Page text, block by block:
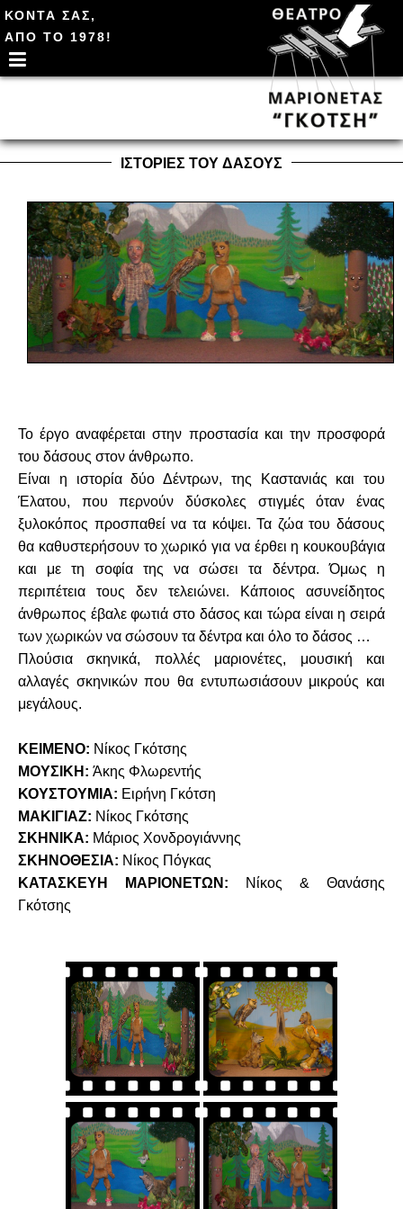
ΚΟΝΤΑ ΣΑΣ,
ΑΠΟ ΤΟ 1978!
ΙΣΤΟΡΙΕΣ ΤΟΥ ΔΑΣΟΥΣ
Το έργο αναφέρεται στην προστασία και την προσφορά
του δάσους στον άνθρωπο.
Είναι η ιστορία δύο Δέντρων, της Καστανιάς και του
Έλατου, που περνούν δύσκολες στιγμές όταν ένας
ξυλοκόπος προσπαθεί να τα κόψει. Τα ζώα του δάσους
θα καθυστερήσουν το χωρικό για να έρθει η κουκουβάγια
και με τη σοφία της να σώσει τα δέντρα. Όμως η
περιπέτεια τους δεν τελειώνει. Κάποιος ασυνείδητος
άνθρωπος έβαλε φωτιά στο δάσος και τώρα είναι η σειρά
των χωρικών να σώσουν τα δέντρα και όλο το δάσος …
Πλούσια σκηνικά, πολλές μαριονέτες, μουσική και
αλλαγές σκηνικών που θα εντυπωσιάσουν μικρούς και
μεγάλους.
ΚΕΙΜΕΝΟ: Νίκος Γκότσης
ΜΟΥΣΙΚΗ: Άκης Φλωρεντής
ΚΟΥΣΤΟΥΜΙΑ: Ειρήνη Γκότση
ΜΑΚΙΓΙΑΖ: Νίκος Γκότσης
ΣΚΗΝΙΚΑ: Μάριος Χονδρογιάννης
ΣΚΗΝΟΘΕΣΙΑ: Νίκος Πόγκας
ΚΑΤΑΣΚΕΥΗ ΜΑΡΙΟΝΕΤΩΝ: Νίκος & Θανάσης
Γκότσης